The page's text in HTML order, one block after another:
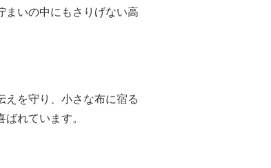
まいの中にもさりげない高
えを守り、小さな布に宿る
れています。